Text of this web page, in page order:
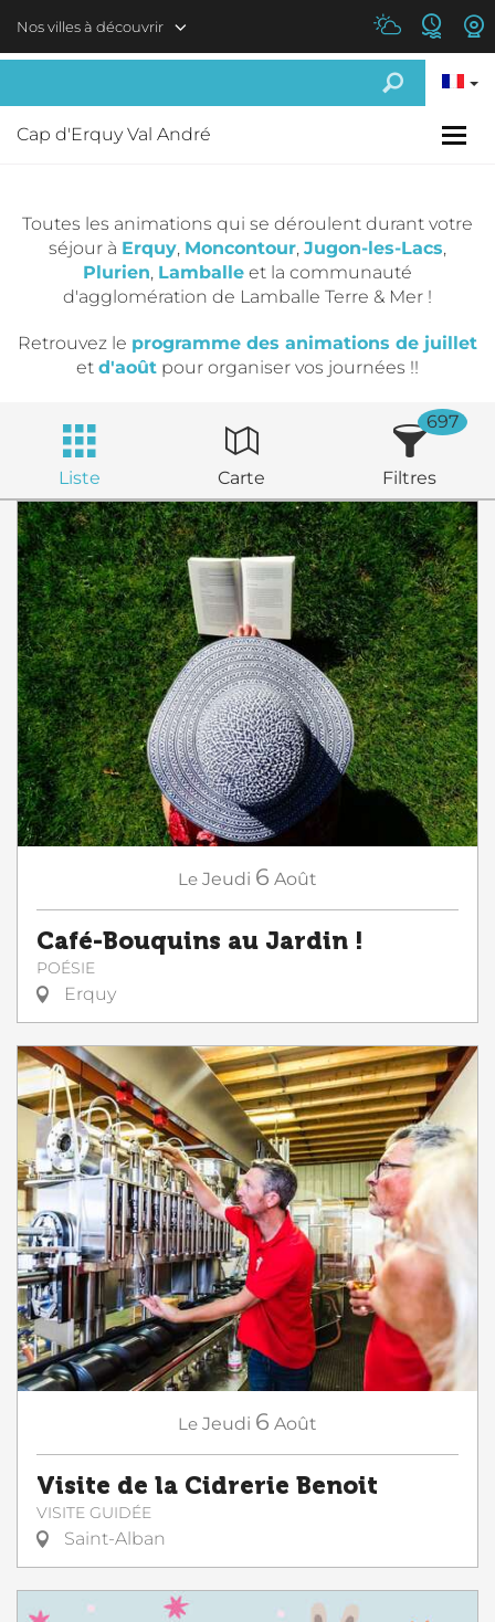
Nos villes à découvrir
Cap d'Erquy Val André
Toutes les animations qui se déroulent durant votre
séjour à Erquy, Moncontour, Jugon-les-Lacs,
Plurien, Lamballe et la communauté
d'agglomération de Lamballe Terre & Mer !
Retrouvez le programme des animations de juillet
et d'août pour organiser vos journées !!
Liste Carte Filtres
697
Le Jeudi 6 Août
Café-Bouquins au Jardin !
POÉSIE
Erquy
Le Jeudi 6 Août
Visite de la Cidrerie Benoit
VISITE GUIDÉE
Saint-Alban